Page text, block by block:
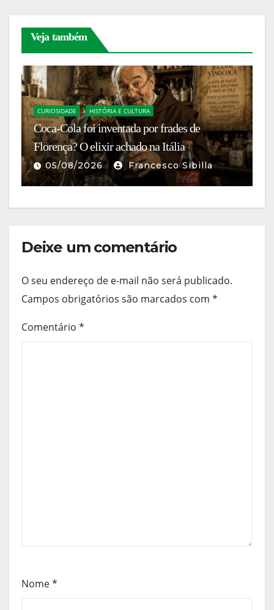
Veja também
CURIOSIDADE HISTÓRIA E CULTURA
Coca-Cola foi inventada por frades de
Florença? O elixir achado na Itália
05/08/2026 Francesco Sibilla
Deixe um comentário
O seu endereço de e-mail não será publicado.
Campos obrigatórios são marcados com *
Comentário *
Nome*